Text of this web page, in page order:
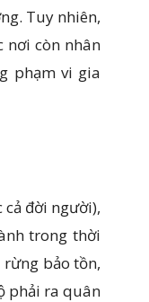
Tuy nhiên,
nơi còn nhân
phạm vi gia
đời người),
trong thời
bảo tồn,
phải ra quân